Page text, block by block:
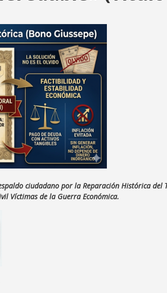
ciudadano por la Reparación Histórica
Víctimas de la Guerra Económica.